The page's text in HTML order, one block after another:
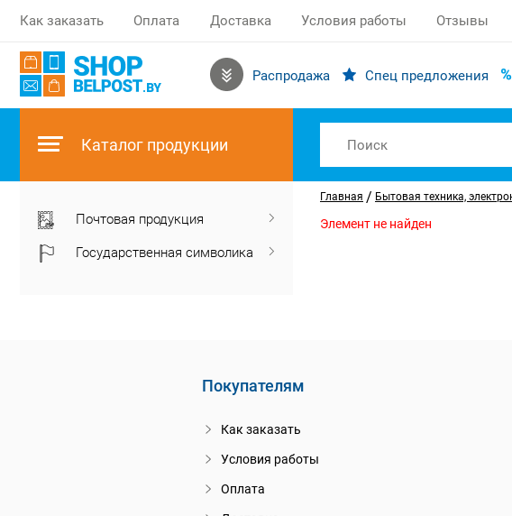
Как заказать Оплата Доставка Условия работы Отзывы
Распродажа Спец предложения
Каталог продукции
Почтовая продукция
Государственная символика
Главная / Бытовая техника,
Элемент не найден
Покупателям
Как заказать
Условия работы
Оплата